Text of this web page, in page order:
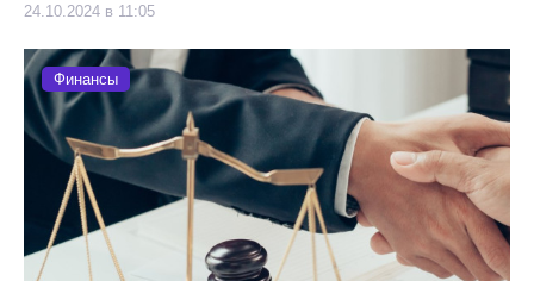
24.10.2024 в 11:05
Финансы